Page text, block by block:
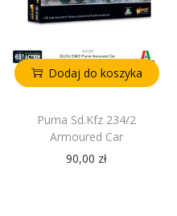
Dodaj do koszyka
Puma Sd.Kfz 234/2
Armoured Car
90,00 zł